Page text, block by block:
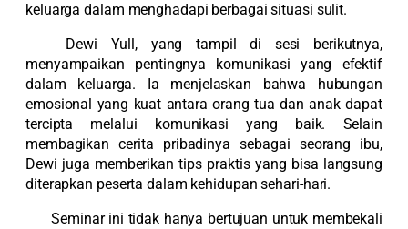
keluarga dalam menghadapi berbagai situasi sulit.
Dewi Yull, yang tampil di sesi berikutnya,
menyampaikan pentingnya komunikasi yang efektif
dalam keluarga. Ia menjelaskan bahwa hubungan
emosional yang kuat antara orang tua dan anak dapat
tercipta melalui komunikasi yang baik. Selain
membagikan cerita pribadinya sebagai seorang ibu,
Dewi juga memberikan tips praktis yang bisa langsung
diterapkan peserta dalam kehidupan sehari-hari.
Seminar ini tidak hanya bertujuan untuk membekali